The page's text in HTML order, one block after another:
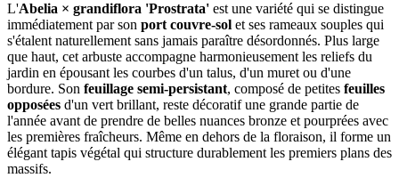
L'Abelia × grandiflora 'Prostrata' est une variété qui se distingue
immédiatement par son port couvre-sol et ses rameaux souples qui
s'étalent naturellement sans jamais paraître désordonnés. Plus large
que haut, cet arbuste accompagne harmonieusement les reliefs du
jardin en épousant les courbes d'un talus, d'un muret ou d'une
bordure. Son feuillage semi-persistant, composé de petites feuilles
opposées d'un vert brillant, reste décoratif une grande partie de
l'année avant de prendre de belles nuances bronze et pourprées avec
les premières fraîcheurs. Même en dehors de la floraison, il forme un
élégant tapis végétal qui structure durablement les premiers plans des
massifs.